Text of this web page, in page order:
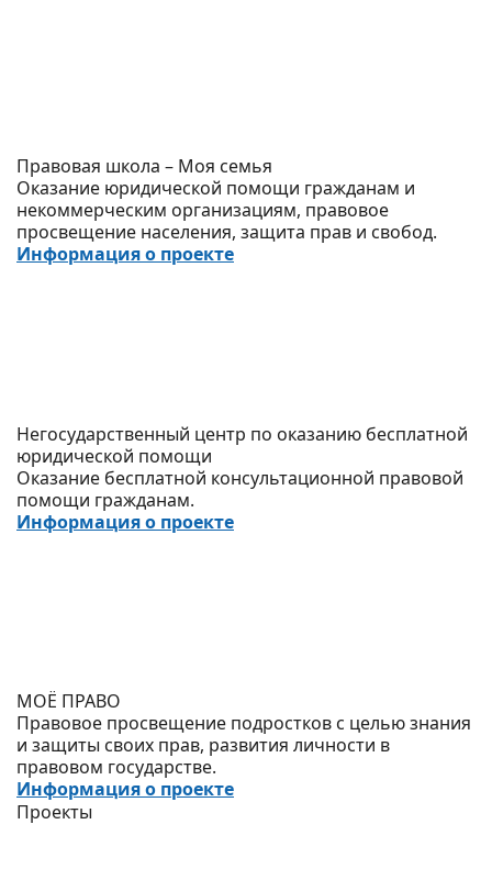
Правовая школа – Моя семья
Оказание юридической помощи гражданам и
некоммерческим организациям, правовое
просвещение населения, защита прав и свобод.
Информация о проекте
Негосударственный центр по оказанию бесплатной
юридической помощи
Оказание бесплатной консультационной правовой
помощи гражданам.
Информация о проекте
МОЁ ПРАВО
Правовое просвещение подростков с целью знания
и защиты своих прав, развития личности в
правовом государстве.
Информация о проекте
Проекты